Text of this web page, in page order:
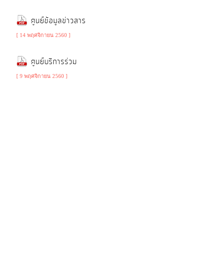
คลัง
จัดการ
ความ
ศูนย์ข้อมูลข่าวสาร
[ 14 พฤศจิกายน 2560 ]
ศูนย์บริการร่วม
[ 9 พฤศจิกายน 2560 ]